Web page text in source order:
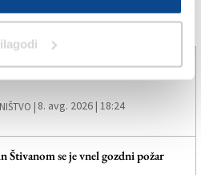
cesto med Selcami in
| 8. avg. 2026 | 18:24
Štivanom se je vnel gozdni požar